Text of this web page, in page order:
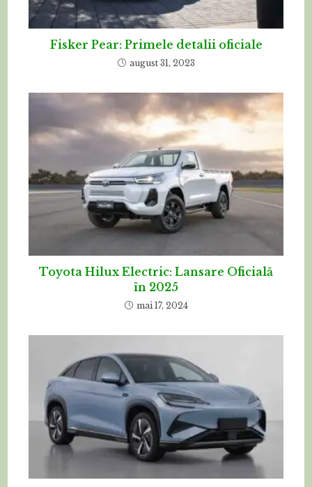
Fisker Pear: Primele detalii oficiale
august 31, 2023
Toyota Hilux Electric: Lansare Oficială
în 2025
mai 17, 2024